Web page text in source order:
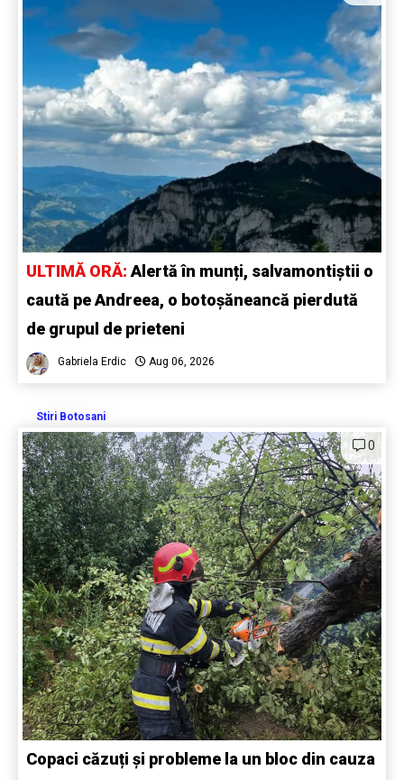
ULTIMĂ ORĂ: Alertă în munți, salvamontiștii o
caută pe Andreea, o botoșăneancă pierdută
de grupul de prieteni
Gabriela Erdic Aug 06, 2026
Stiri Botosani
0
Copaci căzuți și probleme la un bloc din cauza